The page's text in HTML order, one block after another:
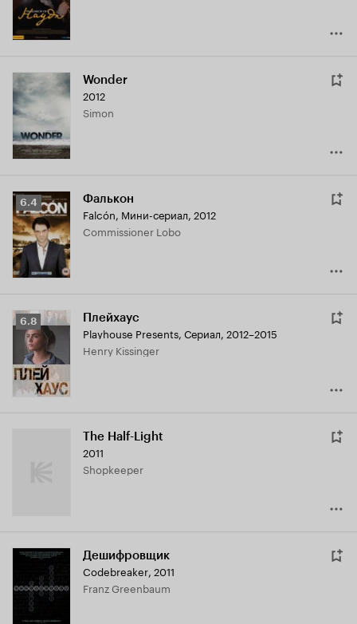
Wonder
2012
Simon
Рейтинг
Кинопоиска
6.4
6.4 Фалькон
Falcón, Мини-сериал, 2012
Commissioner Lobo
Рейтинг
Кинопоиска
6.8
6.8 Плейхаус
Playhouse Presents, Сериал, 2012–2015
Henry Kissinger
The Half-Light
2011
Shopkeeper
Дешифровщик
Codebreaker, 2011
Franz Greenbaum